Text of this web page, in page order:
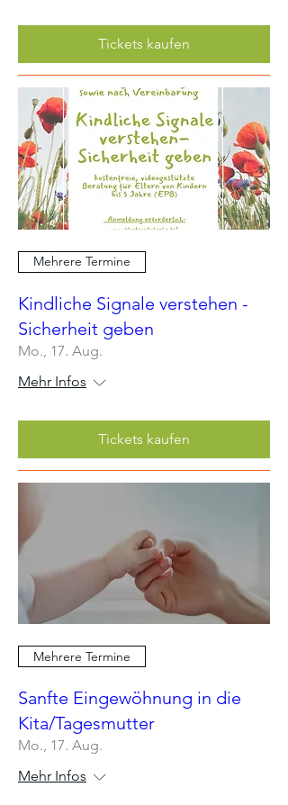
Tickets kaufen
Mehrere Termine
Kindliche Signale verstehen -
Sicherheit geben
Mo., 17. Aug.
Mehr Infos
Tickets kaufen
Mehrere Termine
Sanfte Eingewöhnung in die
Kita/Tagesmutter
Mo., 17. Aug.
Mehr Infos